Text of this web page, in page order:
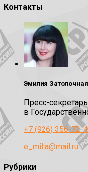
Контакты
Эмилия Затолочная
Пресс-
в
+7 (926) 356-72-
e_milia@mail.ru
Рубрики